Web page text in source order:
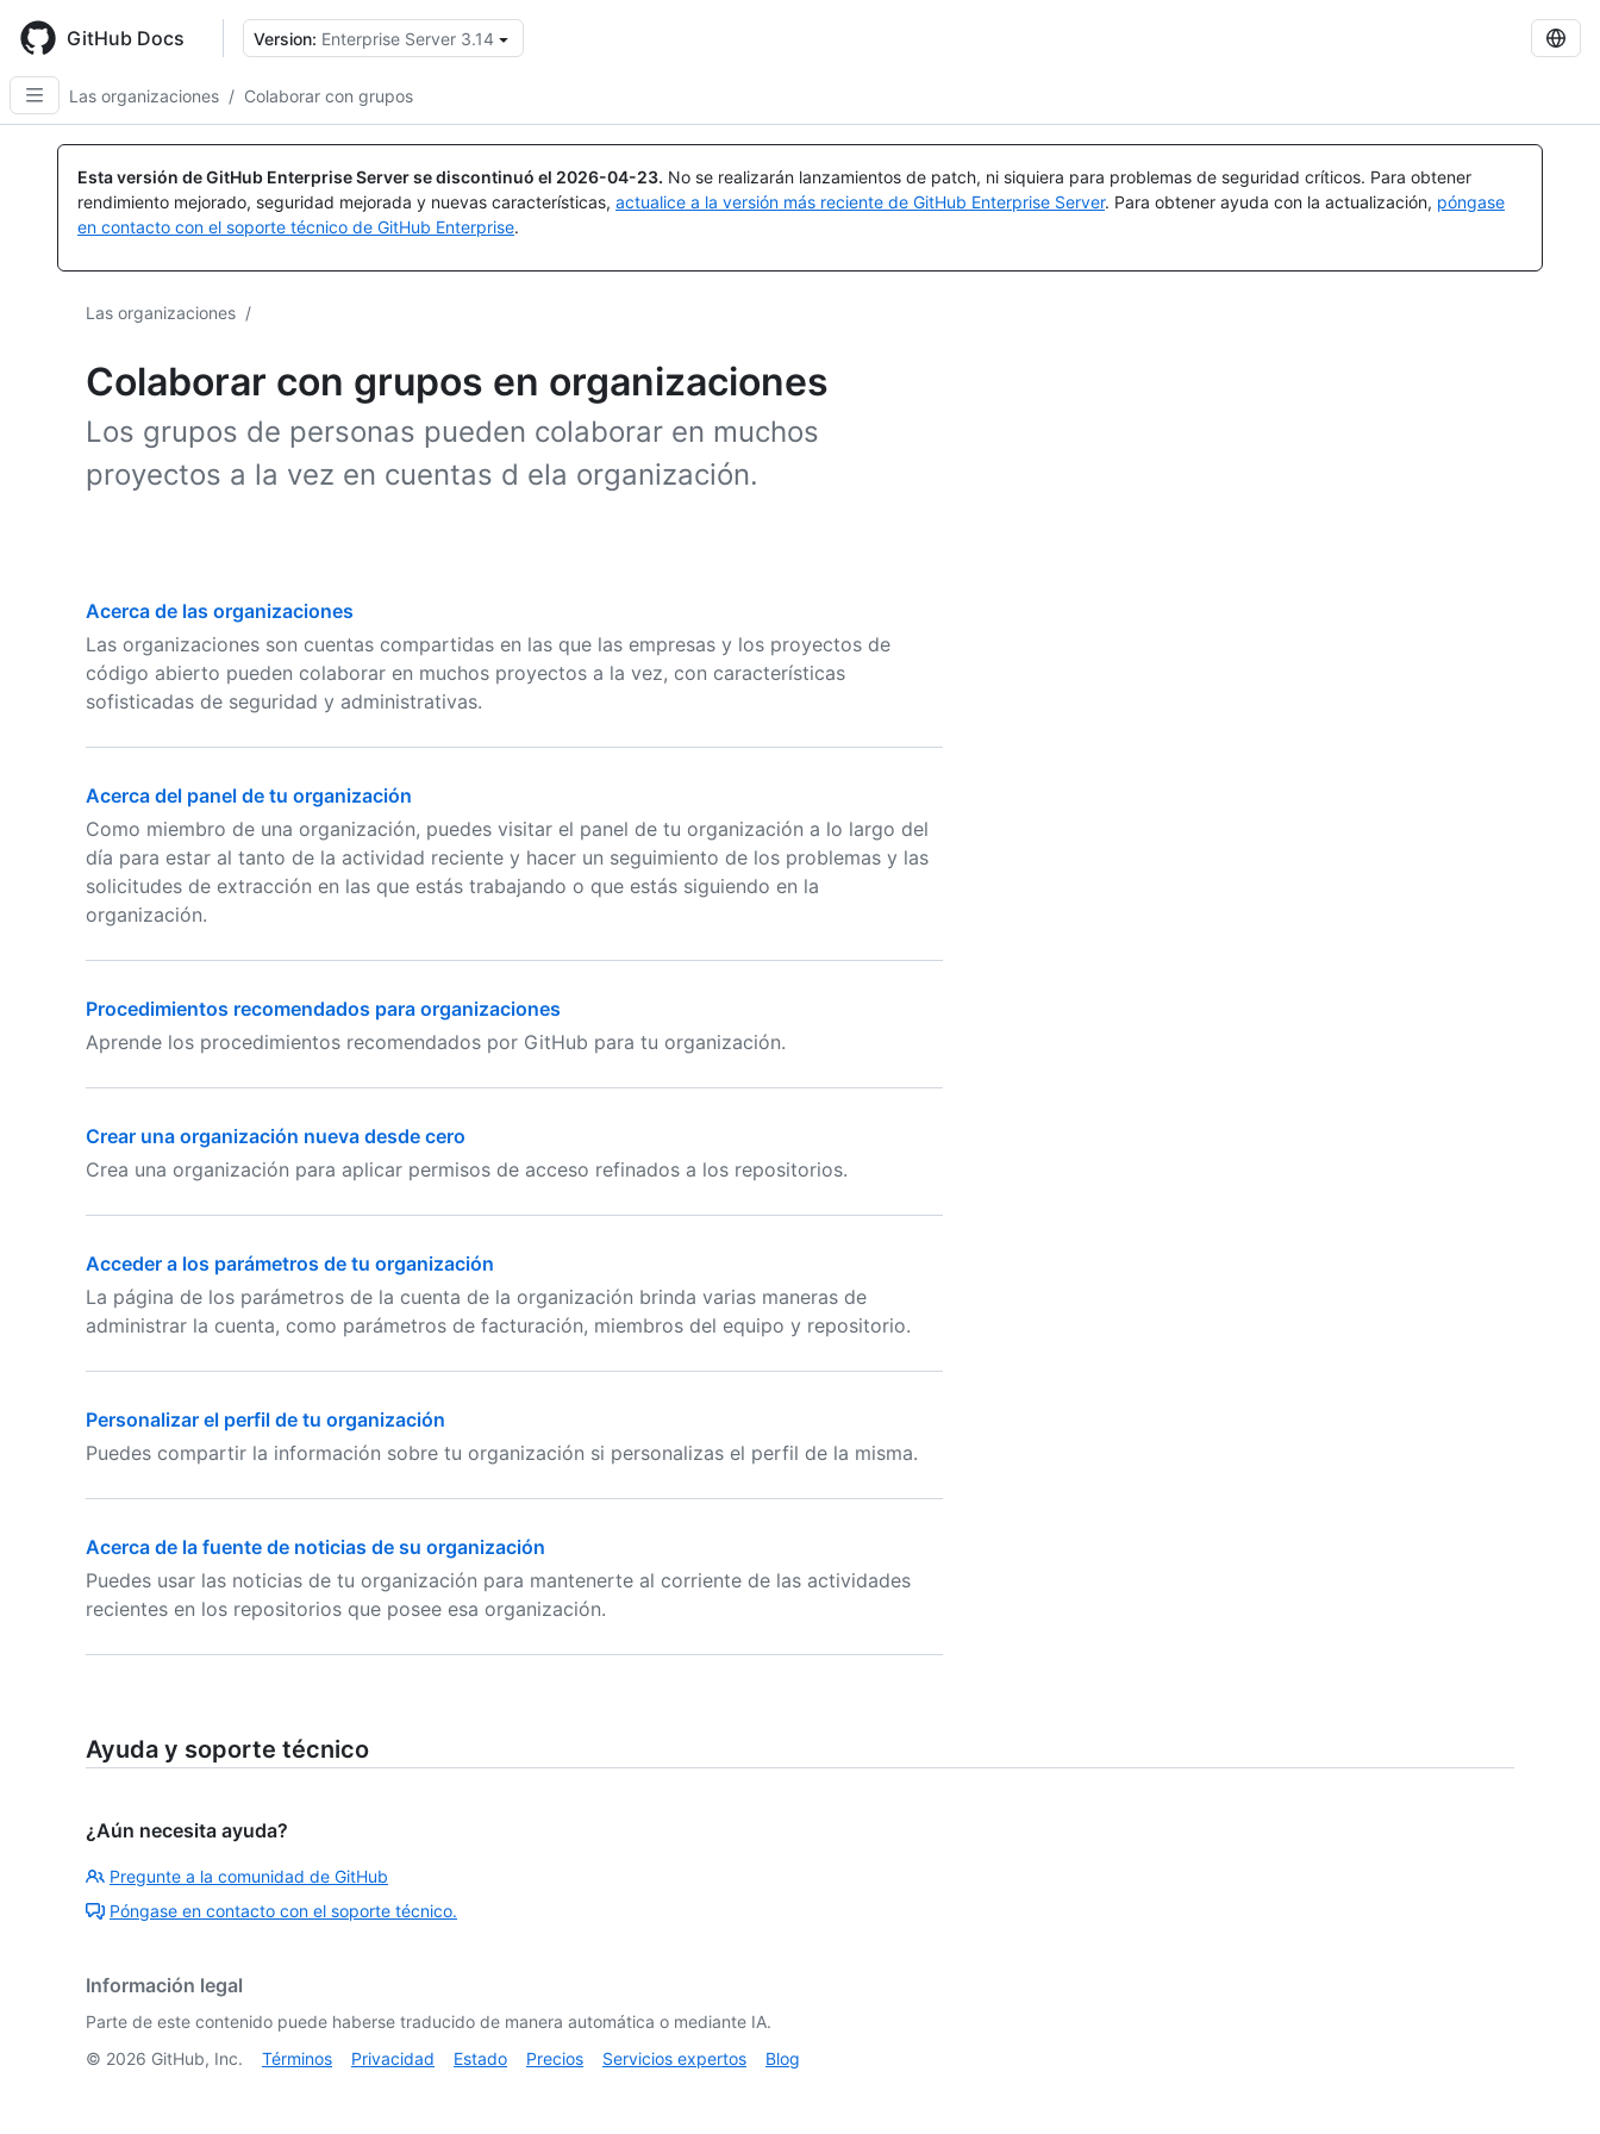
main
content
GitHub Docs Version: Enterprise Server 3.14
Las organizaciones / Colaborar con grupos
Esta versión de GitHub Enterprise Server se discontinuó el 2026-04-23. No se realizarán lanzamientos de patch, ni siquiera para problemas de seguridad críticos. Para obtener
rendimiento mejorado, seguridad mejorada y nuevas características, actualice a la versión más reciente de GitHub Enterprise Server. Para obtener ayuda con la actualización, póngase
en contacto con el soporte técnico de GitHub Enterprise.
Las organizaciones /
Colaborar con grupos en organizaciones
Los grupos de personas pueden colaborar en muchos
proyectos a la vez en cuentas d ela organización.
Acerca de las organizaciones
Las organizaciones son cuentas compartidas en las que las empresas y los proyectos de
código abierto pueden colaborar en muchos proyectos a la vez, con características
sofisticadas de seguridad y administrativas.
Acerca del panel de tu organización
Como miembro de una organización, puedes visitar el panel de tu organización a lo largo del
día para estar al tanto de la actividad reciente y hacer un seguimiento de los problemas y las
solicitudes de extracción en las que estás trabajando o que estás siguiendo en la
organización.
Procedimientos recomendados para organizaciones
Aprende los procedimientos recomendados por GitHub para tu organización.
Crear una organización nueva desde cero
Crea una organización para aplicar permisos de acceso refinados a los repositorios.
Acceder a los parámetros de tu organización
La página de los parámetros de la cuenta de la organización brinda varias maneras de
administrar la cuenta, como parámetros de facturación, miembros del equipo y repositorio.
Personalizar el perfil de tu organización
Puedes compartir la información sobre tu organización si personalizas el perfil de la misma.
Acerca de la fuente de noticias de su organización
Puedes usar las noticias de tu organización para mantenerte al corriente de las actividades
recientes en los repositorios que posee esa organización.
Ayuda y soporte técnico
¿Aún necesita ayuda?
Pregunte a la comunidad de GitHub
Póngase en contacto con el soporte técnico.
Información legal
Parte de este contenido puede haberse traducido de manera automática o mediante IA.
© 2026 GitHub, Inc. Términos Privacidad Estado Precios Servicios expertos Blog